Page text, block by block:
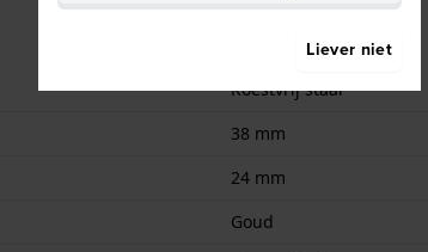
Roestvrij staal
38 mm
24 mm
Goud
Liever niet